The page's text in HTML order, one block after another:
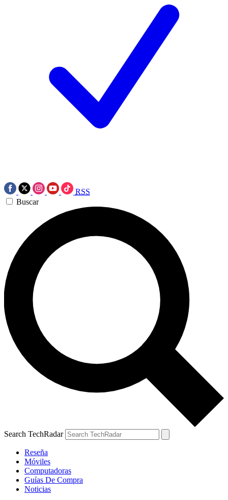
RSS
Buscar
Search TechRadar
Reseña
Móviles
Computadoras
Guías De Compra
Noticias